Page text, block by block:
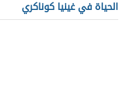
الحياة في غينيا كوناكري